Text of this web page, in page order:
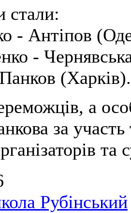
стали:
- Антіпов
-
(Харків).
а
за
та
Рубінський